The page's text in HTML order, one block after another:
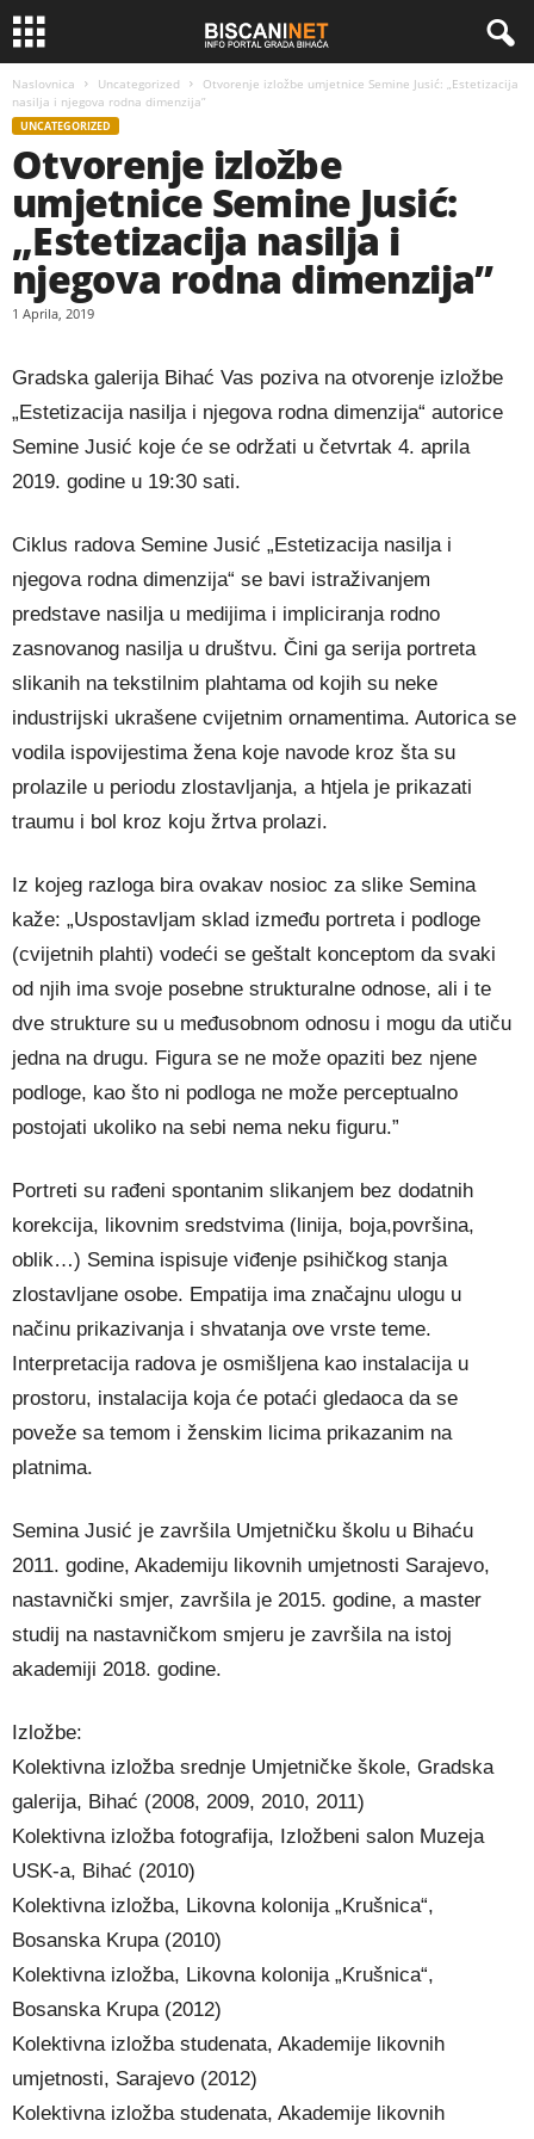
Naslovnica Uncategorized
Otvorenje izložbe umjetnice Semine Jusić: „Estetizacija
nasilja i njegova rodna dimenzija”
UNCATEGORIZED
Otvorenje izložbe
umjetnice Semine Jusić:
„Estetizacija nasilja i
njegova rodna dimenzija”
1 Aprila, 2019
Gradska galerija Bihać Vas poziva na otvorenje izložbe
„Estetizacija nasilja i njegova rodna dimenzija“ autorice
Semine Jusić koje će se održati u četvrtak 4. aprila
2019. godine u 19:30 sati.
Ciklus radova Semine Jusić „Estetizacija nasilja i
njegova rodna dimenzija“ se bavi istraživanjem
predstave nasilja u medijima i impliciranja rodno
zasnovanog nasilja u društvu. Čini ga serija portreta
slikanih na tekstilnim plahtama od kojih su neke
industrijski ukrašene cvijetnim ornamentima. Autorica se
vodila ispovijestima žena koje navode kroz šta su
prolazile u periodu zlostavljanja, a htjela je prikazati
traumu i bol kroz koju žrtva prolazi.
Iz kojeg razloga bira ovakav nosioc za slike Semina
kaže: „Uspostavljam sklad između portreta i podloge
(cvijetnih plahti) vodeći se geštalt konceptom da svaki
od njih ima svoje posebne strukturalne odnose, ali i te
dve strukture su u međusobnom odnosu i mogu da utiču
jedna na drugu. Figura se ne može opaziti bez njene
podloge, kao što ni podloga ne može perceptualno
postojati ukoliko na sebi nema neku figuru.”
Portreti su rađeni spontanim slikanjem bez dodatnih
korekcija, likovnim sredstvima (linija, boja,površina,
oblik…) Semina ispisuje viđenje psihičkog stanja
zlostavljane osobe. Empatija ima značajnu ulogu u
načinu prikazivanja i shvatanja ove vrste teme.
Interpretacija radova je osmišljena kao instalacija u
prostoru, instalacija koja će potaći gledaoca da se
poveže sa temom i ženskim licima prikazanim na
platnima.
Semina Jusić je završila Umjetničku školu u Bihaću
2011. godine, Akademiju likovnih umjetnosti Sarajevo,
nastavnički smjer, završila je 2015. godine, a master
studij na nastavničkom smjeru je završila na istoj
akademiji 2018. godine.
Izložbe:
Kolektivna izložba srednje Umjetničke škole, Gradska
galerija, Bihać (2008, 2009, 2010, 2011)
Kolektivna izložba fotografija, Izložbeni salon Muzeja
USK-a, Bihać (2010)
Kolektivna izložba, Likovna kolonija „Krušnica“,
Bosanska Krupa (2010)
Kolektivna izložba, Likovna kolonija „Krušnica“,
Bosanska Krupa (2012)
Kolektivna izložba studenata, Akademije likovnih
umjetnosti, Sarajevo (2012)
Kolektivna izložba studenata, Akademije likovnih